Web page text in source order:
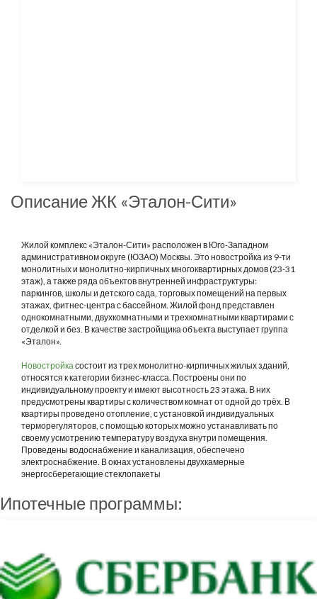
Описание ЖК «Эталон-Сити»
Жилой комплекс «Эталон-Сити» расположен в Юго-Западном
административном округе (ЮЗАО) Москвы. Это новостройка из 9-ти
монолитных и монолитно-кирпичных многоквартирных домов (23-31
этаж), а также ряда объектов внутренней инфраструктуры:
паркингов, школы и детского сада, торговых помещений на первых
этажах, фитнес-центра с бассейном. Жилой фонд представлен
однокомнатными, двухкомнатными и трехкомнатными квартирами с
отделкой и без. В качестве застройщика объекта выступает группа
«Эталон».
Новостройкасостоит из трех монолитно-кирпичных жилых зданий,
относятся к категории бизнес-класса. Построены они по
индивидуальному проекту и имеют высотность 23 этажа. В них
предусмотрены квартиры с количеством комнат от одной до трёх. В
квартиры проведено отопление, с установкой индивидуальных
терморегуляторов, с помощью которых можно устанавливать по
своему усмотрению температуру воздуха внутри помещения.
Проведены водоснабжение и канализация, обеспечено
электроснабжение. В окнах установлены двухкамерные
энергосберегающие стеклопакеты
Ипотечные программы: